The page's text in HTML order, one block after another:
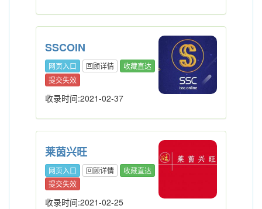
SSCOIN
网页入口 回顾详情
收藏直达
提交失效
收录时间:2021-02-37
莱茵兴旺
网页入口 回顾详情
收藏直达
提交失效
收录时间:2021-02-25